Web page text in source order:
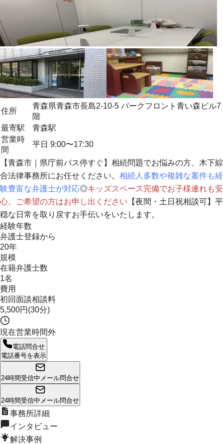
住所
青森県青森市長島2-10-5 パークフロント青い森ビル7
階
最寄駅
青森駅
営業時
間
平日 9:00〜17:30
【青森市｜県庁前バス停すぐ】相続問題でお悩みの方、木下綜
合法律事務所にお任せください。 相続人多数や複雑な案件も経
験豊富な弁護士が対応◎キッズスペース完備でお子様連れも安
心。ご希望の方はお申し出ください 【夜間・土日祝相談可】平
穏な日常を取り戻すお手伝いをいたします。
経験年数
弁護士登録から
20年
規模
在籍弁護士数
1名
費用
初回面談相談料
5,500円(30分)
現在営業時間外
電話問合せ
電話番号を表示
24時間受信中 メール問合せ
24時間受信中 メール問合せ
事務所詳細
インタビュー
解決事例